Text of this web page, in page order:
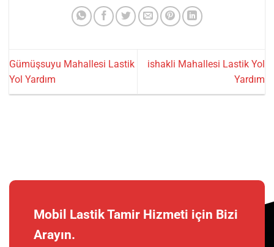
Gümüşsuyu Mahallesi Lastik
Yol Yardım
ishakli Mahallesi Lastik Yol
Yardım
Mobil Lastik Tamir Hizmeti için Bizi
Arayın.